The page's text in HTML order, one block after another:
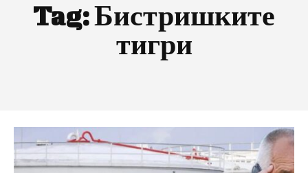
Tag:Бистришките
тигри